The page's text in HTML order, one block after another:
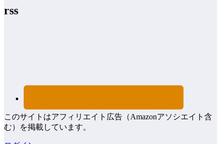
rss
このサイトはアフィリエイト広告（Amazonアソシエイト含
む）を掲載しています。